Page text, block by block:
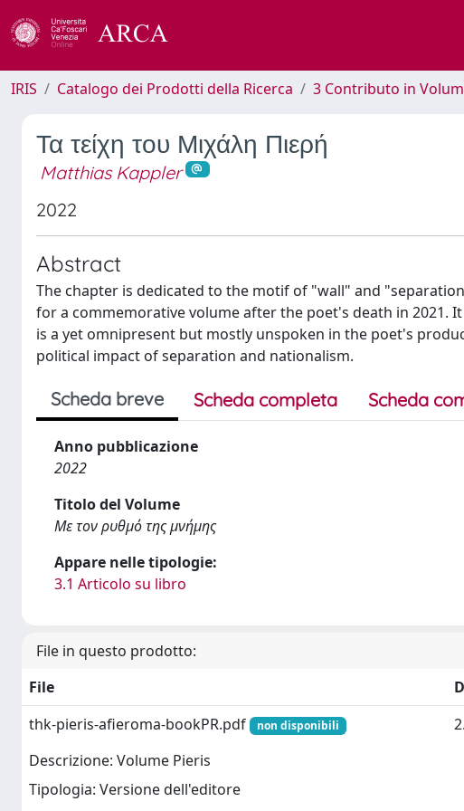
IRIS Catalogo dei Prodotti della Ricerca 3 Contributo in
Τα τείχη του Μιχάλη Πιερή
Matthias Kappler
2022
Abstract
The chapter is dedicated to the motif of "wall" and
for a commemorative volume after the poet's death in 2021.
is a yet omnipresent but mostly unspoken in the poet's
political impact of separation and nationalism.
Scheda breve Scheda completa Scheda
Anno pubblicazione
2022
Titolo del Volume
Με τον ρυθμό της μνήμης
Appare nelle tipologie:
3.1 Articolo su libro
File in questo prodotto:
File
thk-pieris-afieroma-bookPR.pdf
non disponibili
Descrizione: Volume Pieris
Tipologia: Versione dell'editore